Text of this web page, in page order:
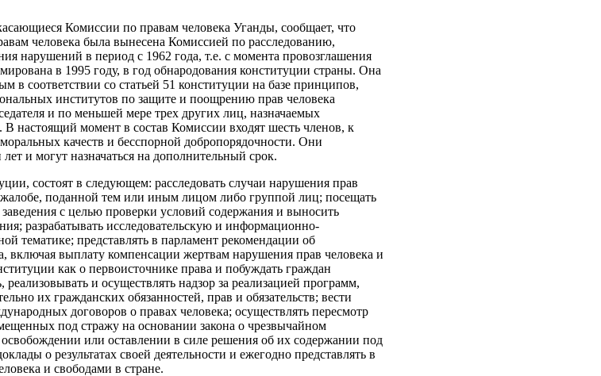
Комиссии по правам человека Уганды, сообщает, что
человека была вынесена Комиссией по расследованию,
нарушений в период с 1962 года, т.е. с момента провозглашения
в 1995 году, в год обнародования конституции страны. Она
в соответствии со статьей 51 конституции на базе принципов,
институтов по защите и поощрению прав человека
и по меньшей мере трех других лиц, назначаемых
настоящий момент в состав Комиссии входят шесть членов, к
качеств и бесспорной добропорядочности. Они
и могут назначаться на дополнительный срок.
состоят в следующем: расследовать случаи нарушения прав
поданной тем или иным лицом либо группой лиц; посещать
с целью проверки условий содержания и выносить
разрабатывать исследовательскую и информационно-
тематике; представлять в парламент рекомендации об
включая выплату компенсации жертвам нарушения прав человека и
как о первоисточнике права и побуждать граждан
реализовывать и осуществлять надзор за реализацией программ,
их гражданских обязанностей, прав и обязательств; вести
договоров о правах человека; осуществлять пересмотр
под стражу на основании закона о чрезвычайном
или оставлении в силе решения об их содержании под
о результатах своей деятельности и ежегодно представлять в
и свободами в стране.